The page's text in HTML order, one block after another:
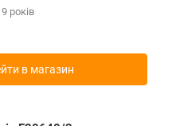
років
в магазин